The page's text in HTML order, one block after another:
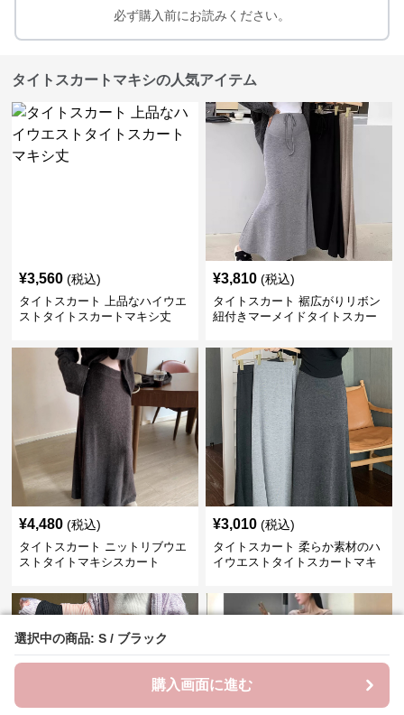
選択中の商品: S / ブラック
購入画面に進む
選択中の商品: S / ブラック
購入画面に進む
必ず購入前にお読みください。
タイトスカートマキシの人気アイテム
¥3,560 (税込)
タイトスカート 上品なハイウエ
ストタイトスカートマキシ丈
¥3,810 (税込)
タイトスカート 裾広がりリボン
紐付きマーメイドタイトスカー
¥4,480 (税込)
タイトスカート ニットリブウエ
ストタイトマキシスカート
¥3,010 (税込)
タイトスカート 柔らか素材のハ
イウエストタイトスカートマキ